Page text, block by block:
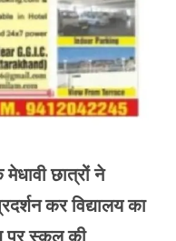
छात्रों ने
कर विद्यालय का